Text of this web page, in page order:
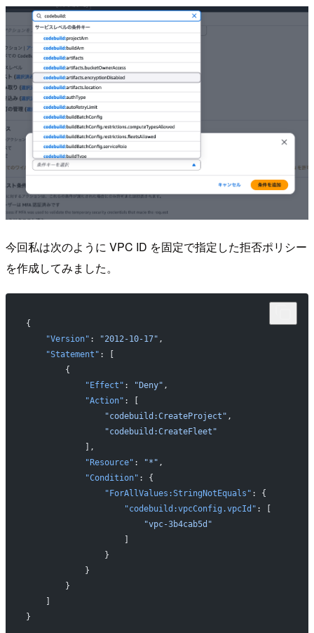
今回私は次のように VPC ID を固定で指定した拒否ポリシー
を作成してみました。
{
    "Version"
: "2012-10-17" ,
    "Statement"
: [
        {
            "Effect"
: "Deny" ,
            "Action"
: [
                "codebuild:CreateProject"
,
                "codebuild:CreateFleet"
            ],
            "Resource"
: "*" ,
            "Condition"
: {
                "ForAllValues:StringNotEquals"
: {
                    "codebuild:vpcConfig.vpcId"
: [
                        "vpc-3b4cab5d"
                }
            }
        }
}